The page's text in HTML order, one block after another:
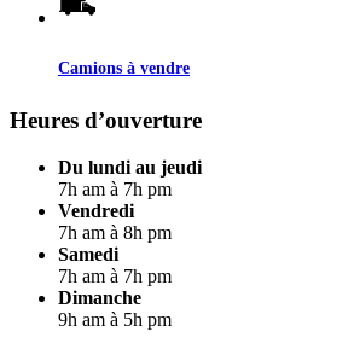
Camions à vendre
Heures d’ouverture
Du lundi au jeudi
7h am à 7h pm
Vendredi
7h am à 8h pm
Samedi
7h am à 7h pm
Dimanche
9h am à 5h pm